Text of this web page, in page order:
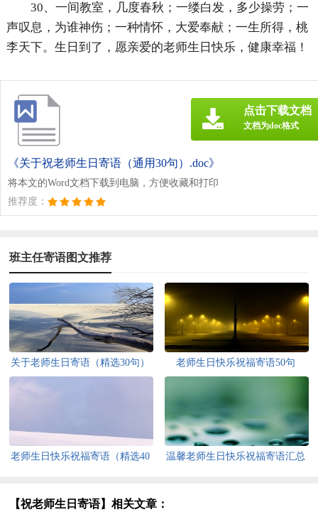
30、一间教室，几度春秋；一缕白发，多少操劳；一
声叹息，为谁神伤；一种情怀，大爱奉献；一生所得，桃
李天下。生日到了，愿亲爱的老师生日快乐，健康幸福！
《关于祝老师生日寄语（通用30句）.doc》
将本文的Word文档下载到电脑，方便收藏和打印
推荐度：
点击下载文档
文档为doc格式
班主任寄语图文推荐
关于老师生日寄语（精选30句） 老师生日快乐祝福寄语50句
老师生日快乐祝福寄语（精选40
温馨老师生日快乐祝福寄语汇总
【祝老师生日寄语】相关文章：